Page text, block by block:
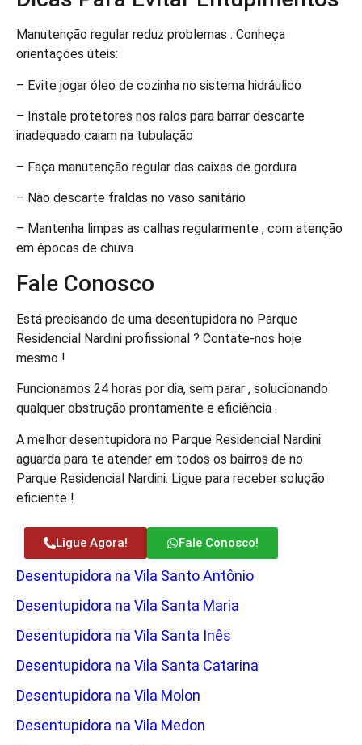
Manutenção regular reduz problemas . Conheça
orientações úteis:
– Evite jogar óleo de cozinha no sistema hidráulico
– Instale protetores nos ralos para barrar descarte
inadequado caiam na tubulação
– Faça manutenção regular das caixas de gordura
– Não descarte fraldas no vaso sanitário
– Mantenha limpas as calhas regularmente , com atenção
em épocas de chuva
Fale Conosco
Está precisando de uma desentupidora no Parque
Residencial Nardini profissional ? Contate-nos hoje
mesmo !
Funcionamos 24 horas por dia, sem parar , solucionando
qualquer obstrução prontamente e eficiência .
A melhor desentupidora no Parque Residencial Nardini
aguarda para te atender em todos os bairros de no
Parque Residencial Nardini. Ligue para receber solução
eficiente !
Ligue Agora! Fale Conosco!
Desentupidora na Vila Santo Antônio
Desentupidora na Vila Santa Maria
Desentupidora na Vila Santa Inês
Desentupidora na Vila Santa Catarina
Desentupidora na Vila Molon
Desentupidora na Vila Medon